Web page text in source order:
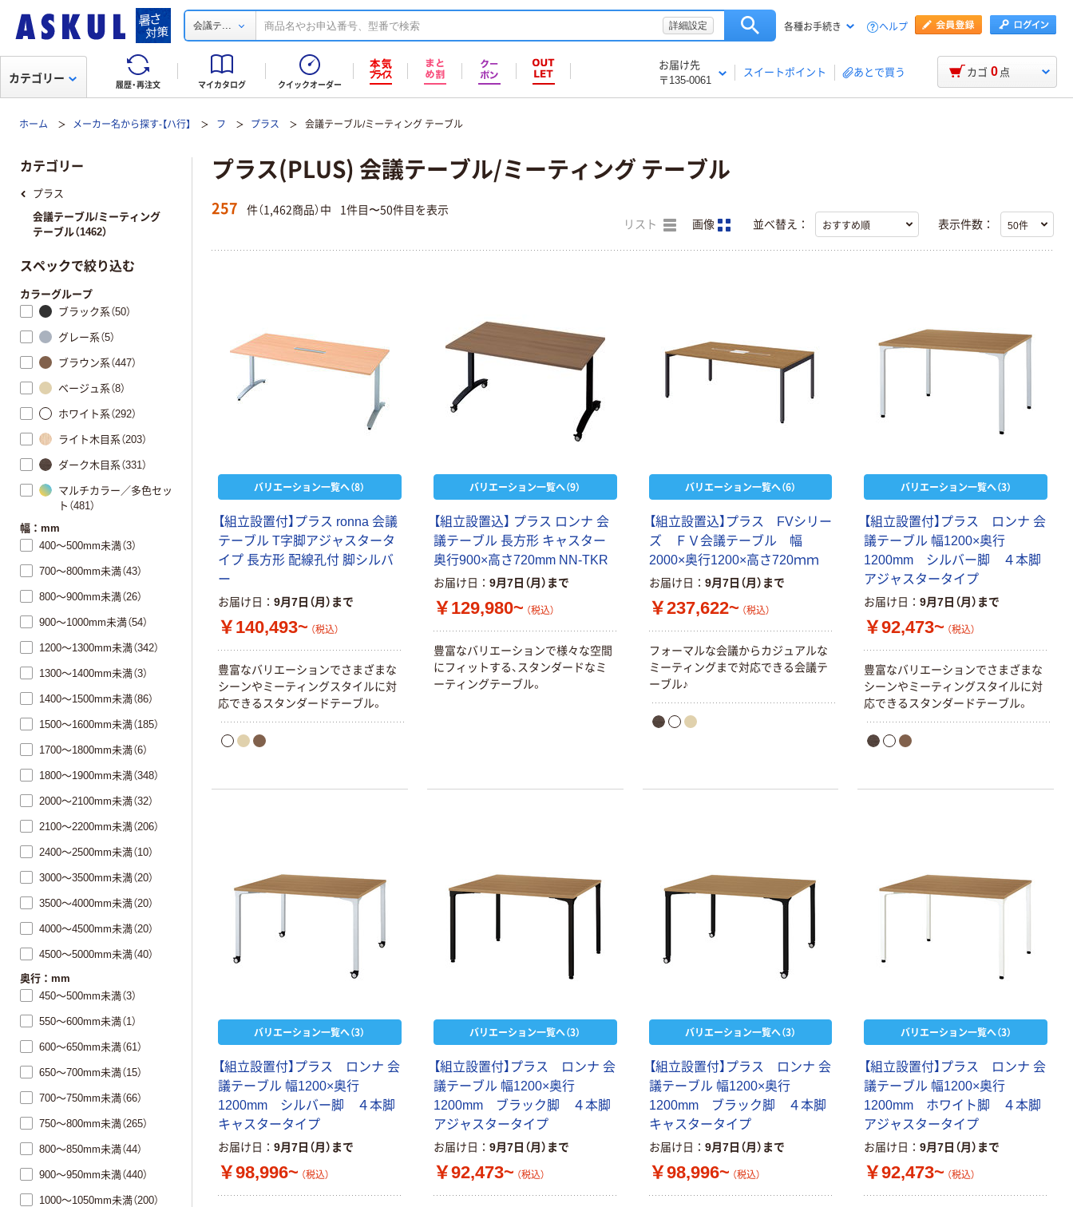
会議テ... 詳細設定 各種お手続き ヘルプ
履歴・再注文 マイカタログ クイックオーダー
お届け先
〒135-0061
スイートポイント あとで買う
カテゴリー カゴ 0 点
ホーム メーカー名から探す-【ハ行】 フ プラス 会議テーブル/ミーティング テーブル
プラス(PLUS) 会議テーブル/ミーティング テーブル
257 件（1,462商品）中 1件目〜50件目を表示
リスト 画像 並べ替え： 表示件数：
バリエーション一覧へ（8）
【組立設置付】プラス ronna 会議
テーブル T字脚アジャスタータ
イプ 長方形 配線孔付 脚シルバ
ー
お届け日 9月7日（月）まで
￥140,493~ （税込）
豊富なバリエーションでさまざまな
シーンやミーティングスタイルに対
応できるスタンダードテーブル。
バリエーション一覧へ（9）
【組立設置込】 プラス ロンナ 会
議テーブル 長方形 キャスター
奥行900×高さ720mm NN-TKR
お届け日 9月7日（月）まで
￥129,980~ （税込）
豊富なバリエーションで様々な空間
にフィットする、スタンダードなミ
ーティングテーブル。
バリエーション一覧へ（6）
【組立設置込】プラス FVシリー
ズ ＦＶ会議テーブル 幅
2000×奥行1200×高さ720ｍｍ
お届け日 9月7日（月）まで
￥237,622~ （税込）
フォーマルな会議からカジュアルな
ミーティングまで対応できる会議テ
ーブル♪
バリエーション一覧へ（3）
【組立設置付】プラス ロンナ 会
議テーブル 幅1200×奥行
1200mm シルバー脚 ４本脚
アジャスタータイプ
お届け日 9月7日（月）まで
￥92,473~ （税込）
豊富なバリエーションでさまざまな
シーンやミーティングスタイルに対
応できるスタンダードテーブル。
バリエーション一覧へ（3）
【組立設置付】プラス ロンナ 会
議テーブル 幅1200×奥行
1200mm シルバー脚 ４本脚
キャスタータイプ
お届け日 9月7日（月）まで
￥98,996~ （税込）
バリエーション一覧へ（3）
【組立設置付】プラス ロンナ 会
議テーブル 幅1200×奥行
1200mm ブラック脚 ４本脚
アジャスタータイプ
お届け日 9月7日（月）まで
￥92,473~ （税込）
バリエーション一覧へ（3）
【組立設置付】プラス ロンナ 会
議テーブル 幅1200×奥行
1200mm ブラック脚 ４本脚
キャスタータイプ
お届け日 9月7日（月）まで
￥98,996~ （税込）
バリエーション一覧へ（3）
【組立設置付】プラス ロンナ 会
議テーブル 幅1200×奥行
1200mm ホワイト脚 ４本脚
アジャスタータイプ
お届け日 9月7日（月）まで
￥92,473~ （税込）
カテゴリー
プラス
会議テーブル/ミーティング
テーブル（1462）
スペックで絞り込む
カラーグループ
ブラック系（50）
グレー系（5）
ブラウン系（447）
ベージュ系（8）
ホワイト系（292）
ライト木目系（203）
ダーク木目系（331）
マルチカラー／多色セッ
ト（481）
幅：mm
400～500mm未満（3）
700～800mm未満（43）
800～900mm未満（26）
900～1000mm未満（54）
1200～1300mm未満（342）
1300～1400mm未満（3）
1400～1500mm未満（86）
1500～1600mm未満（185）
1700～1800mm未満（6）
1800～1900mm未満（348）
2000～2100mm未満（32）
2100～2200mm未満（206）
2400～2500mm未満（10）
3000～3500mm未満（20）
3500～4000mm未満（20）
4000～4500mm未満（20）
4500～5000mm未満（40）
奥行：mm
450～500mm未満（3）
550～600mm未満（1）
600～650mm未満（61）
650～700mm未満（15）
700～750mm未満（66）
750～800mm未満（265）
800～850mm未満（44）
900～950mm未満（440）
1000～1050mm未満（200）